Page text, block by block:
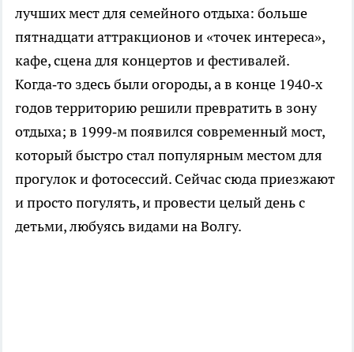
лучших мест для семейного отдыха: больше
пятнадцати аттракционов и «точек интереса»,
кафе, сцена для концертов и фестивалей.
Когда‑то здесь были огороды, а в конце 1940‑х
годов территорию решили превратить в зону
отдыха; в 1999‑м появился современный мост,
который быстро стал популярным местом для
прогулок и фотосессий. Сейчас сюда приезжают
и просто погулять, и провести целый день с
детьми, любуясь видами на Волгу.